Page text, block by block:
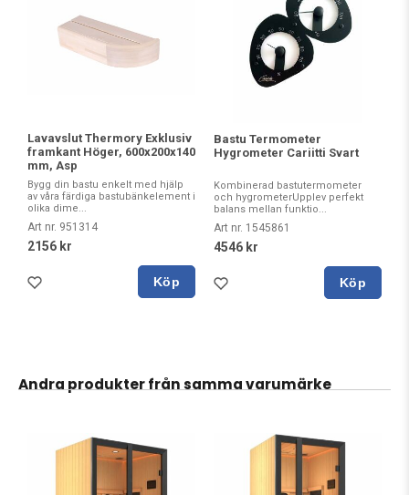
Lavavslut Thermory Exklusiv
framkant Höger, 600x200x140
mm, Asp
Bygg din bastu enkelt med hjälp
av våra färdiga bastubänkelement i
olika dime...
Art nr. 951314
2156 kr
Köp
Bastu Termometer
Hygrometer Cariitti Svart
Kombinerad bastutermometer
och hygrometerUpplev perfekt
balans mellan funktio...
Art nr. 1545861
4546 kr
Köp
Andra produkter från samma varumärke